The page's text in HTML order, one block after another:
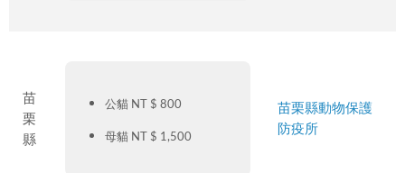
苗
栗
縣
公貓 NT $ 800
母貓 NT $ 1,500
苗栗縣動物保護
防疫所